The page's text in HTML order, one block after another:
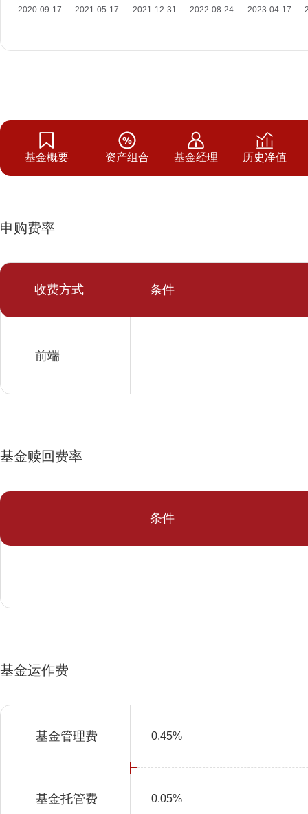
基金概要 资产组合 基金经理 历史净值
申购费率
收费方式 条件
前端
基金赎回费率
条件
基金运作费
基金管理费 0.45%
基金托管费 0.05%